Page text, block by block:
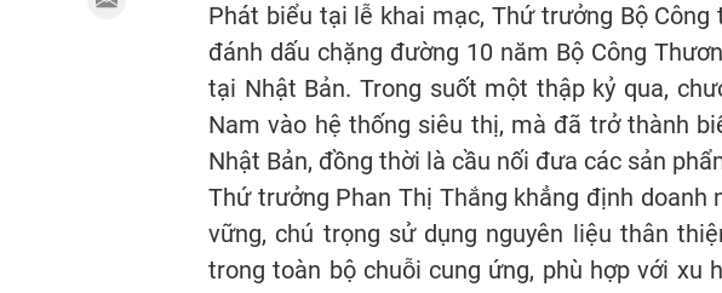
Phát biểu tại lễ khai mạc, Thứ trưởng Bộ
đánh dấu chặng đường 10 năm Bộ Công
tại Nhật Bản. Trong suốt một thập kỷ qua,
Nam vào hệ thống siêu thị, mà đã trở thành
Nhật Bản, đồng thời là cầu nối đưa các sản
Thứ trưởng Phan Thị Thắng khẳng định
vững, chú trọng sử dụng nguyên liệu thân
trong toàn bộ chuỗi cung ứng, phù hợp với xu